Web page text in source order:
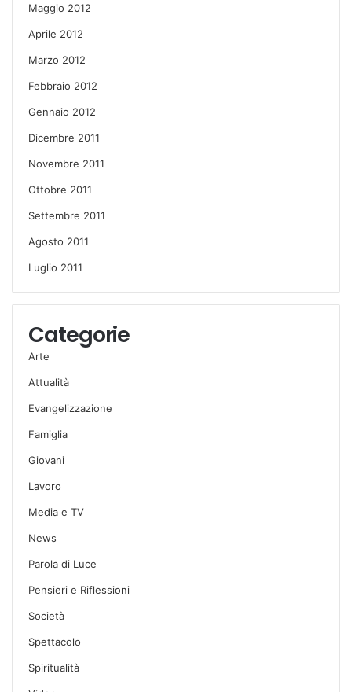
Maggio 2012
Aprile 2012
Marzo 2012
Febbraio 2012
Gennaio 2012
Dicembre 2011
Novembre 2011
Ottobre 2011
Settembre 2011
Agosto 2011
Luglio 2011
Categorie
Arte
Attualità
Evangelizzazione
Famiglia
Giovani
Lavoro
Media e TV
News
Parola di Luce
Pensieri e Riflessioni
Società
Spettacolo
Spiritualità